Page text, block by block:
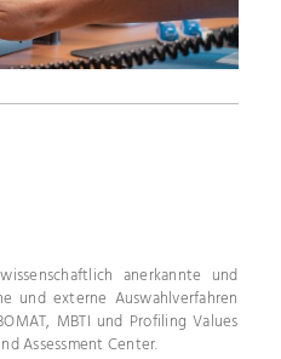
anerkannte und
und externe Auswahl­verfahren
MBTI und Profiling Values
Assessment Center.